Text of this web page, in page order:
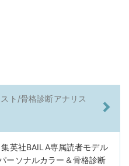
ト/骨格診断アナリス
英社BAILA専属読者モデル
ーソナルカラー＆骨格診断